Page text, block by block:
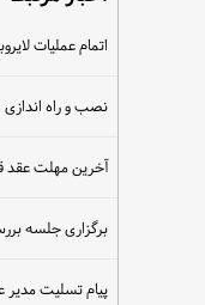
اتمام عملیات
نصب و راه اندازی 161 کنتور هوشمند کنترل برداشت آب چاه های کشاورزی
آخرین مهلت عقد
برگزاری جلسه
پیام تسلیت